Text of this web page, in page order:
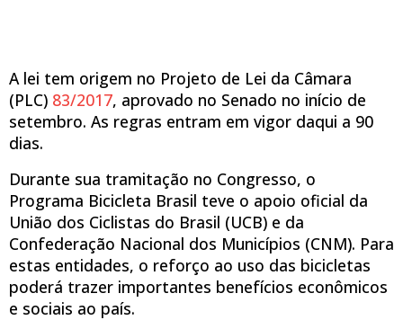
A lei tem origem no Projeto de Lei da Câmara
(PLC) 83/2017, aprovado no Senado no início de
setembro. As regras entram em vigor daqui a 90
dias.
Durante sua tramitação no Congresso, o
Programa Bicicleta Brasil teve o apoio oficial da
União dos Ciclistas do Brasil (UCB) e da
Confederação Nacional dos Municípios (CNM). Para
estas entidades, o reforço ao uso das bicicletas
poderá trazer importantes benefícios econômicos
e sociais ao país.